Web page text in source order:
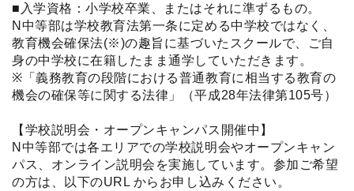
■入学資格：小学校卒業、またはそれに準ずるもの。
N中等部は学校教育法第一条に定める中学校ではなく、
教育機会確保法(※)の趣旨に基づいたスクールで、ご自
身の中学校に在籍したまま通学していただきます。
※「義務教育の段階における普通教育に相当する教育の
機会の確保等に関する法律」（平成28年法律第105号）
【学校説明会・オープンキャンパス開催中】
N中等部では各エリアでの学校説明会やオープンキャン
パス、オンライン説明会を実施しています。参加ご希望
の方は、以下のURL からお申し込みください。